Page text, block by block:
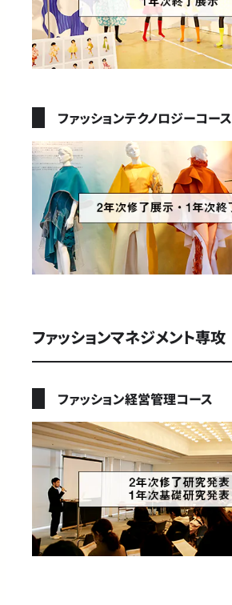
ファッションテクノロジーコース
ファッションマネジメント専攻
ファッション経営管理コース